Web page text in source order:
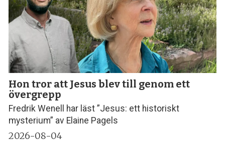
Hon tror att Jesus blev till genom ett
övergrepp
Fredrik Wenell har läst ”Jesus: ett historiskt
mysterium” av Elaine Pagels
2026-08-04